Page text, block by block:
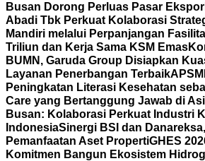
Busan Dorong Perluas Pasar Ekspor
Abadi Tbk Perkuat Kolaborasi
Mandiri melalui Perpanjangan
Triliun dan Kerja Sama KSM Emas
BUMN, Garuda Group Disiapkan
Layanan Penerbangan Terbaik
Peningkatan Literasi Kesehatan
Care yang Bertanggung Jawab di
Busan: Kolaborasi Perkuat Industri
IndonesiaSinergi BSI dan
Pemanfaatan Aset PropertiGHES
Komitmen Bangun Ekosistem